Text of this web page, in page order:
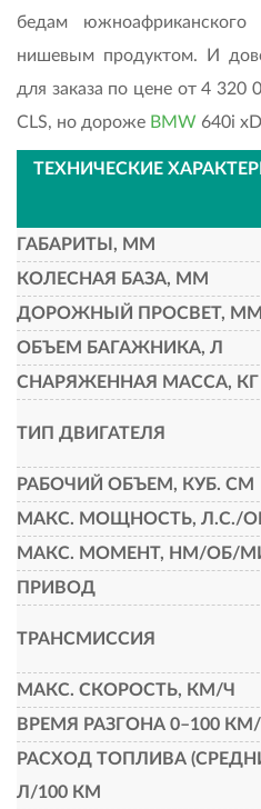
бедам южноафриканского
нишевым продуктом. И
для заказа по цене от 4 320
CLS, но дороже BMW 640i
ТЕХНИЧЕСКИЕ
ГАБАРИТЫ, ММ
КОЛЕСНАЯ БАЗА, ММ
ДОРОЖНЫЙ ПРОСВЕТ, ММ
ОБЪЕМ БАГАЖНИКА, Л
СНАРЯЖЕННАЯ МАССА, КГ
ТИП ДВИГАТЕЛЯ
РАБОЧИЙ ОБЪЕМ, КУБ. СМ
МАКС. МОЩНОСТЬ, Л.С./
МАКС. МОМЕНТ, НМ/ОБ/
ПРИВОД
ТРАНСМИССИЯ
МАКС. СКОРОСТЬ, КМ/Ч
ВРЕМЯ РАЗГОНА 0–100
РАСХОД ТОПЛИВА
Л/100 КМ